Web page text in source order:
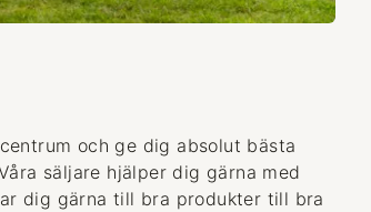
och ge dig absolut bästa
säljare hjälper dig gärna med
dig gärna till bra produkter till bra